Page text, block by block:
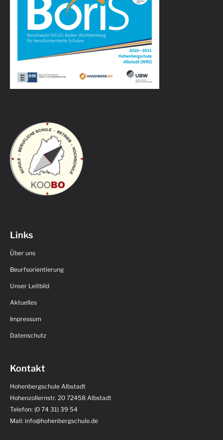
Links
Über uns
Beurfsorientierung
Unser Leitbild
Aktuelles
Impressum
Datenschutz
Kontakt
Hohenbergschule Albstadt
Hohenzollernstr. 20 72458 Albstadt
Telefon: (0 74 31) 39 54
Mail: info@hohenbergschule.de